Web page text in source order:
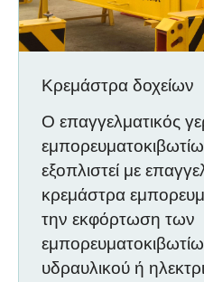
Κρεμάστρα δοχείων
Ο επαγγελματικός
εξοπλιστεί με
κρεμάστρα
την εκφόρτωση των
υδραυλικού ή